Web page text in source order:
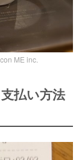
ME inc.
払い方法